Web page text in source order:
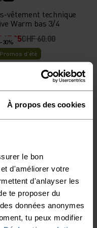
À propos des cookies
le bon
d'améliorer votre
d'anlayser les
te proposer du
données anonymes
tu peux modifier
vêtement technique
Warm bas 3/4
47.95CHF 60.00
-30%
Promos d’été
de running
Dual Dry
% %
de running X-Alp
56.00 CHF 80.00